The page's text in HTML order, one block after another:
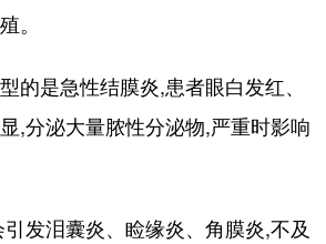
。
是急性结膜炎,患者眼白发红、
,分泌大量脓性分泌物,严重时影响
泪囊炎、睑缘炎、角膜炎,不及